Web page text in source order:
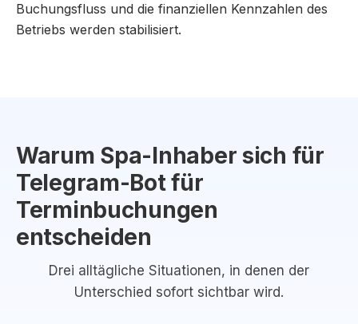
Buchungsfluss und die finanziellen Kennzahlen des
Betriebs werden stabilisiert.
Warum Spa-Inhaber sich für
Telegram-Bot für
Terminbuchungen
entscheiden
Drei alltägliche Situationen, in denen der
Unterschied sofort sichtbar wird.